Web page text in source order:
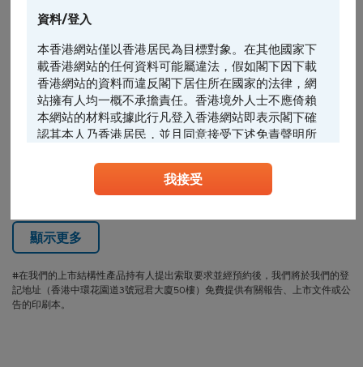
資料/登入
本香港網站僅以香港居民為目標對象。在其他國家下
載香港網站的任何資料可能屬違法，假如閣下因下載
香港網站的資料而違反閣下居住所在國家的法律，網
站擁有人均一概不承擔責任。香港境外人士不應倚賴
本網站的材料或據此行凡登入香港網站即表示閣下確
認其本人乃香港居民，並且同意接受下述免責聲明所
任何人士登入本香港網站或可能管有其中所載材料，
應當查明及遵照任何適用的限制（包括本文所載
擁有人絕不承擔責任。本香港網站所載的任何資料嚴
禁於適用法律或法規不容許分發、傳送、披露或發佈
特別要注意的是，本網站所載的資料不得帶進或傳送
到美國或直接或間接在美國或向任何美籍人士（定義
我接受
2026-
08-05
認股證每日交易摘
要
2026-
08-05
16037
16038
16042
中國鐵建
李寧
小米集團－W
認股證補充上市文
件
要
顯示更多
#在我們的上市結構性產品持有人提出索取要求並經預約後，我們將於我們的登
記地址（香港中環花園道3號冠君大廈50樓）免費提供有關報告、上市文件或公
告的印刷本。